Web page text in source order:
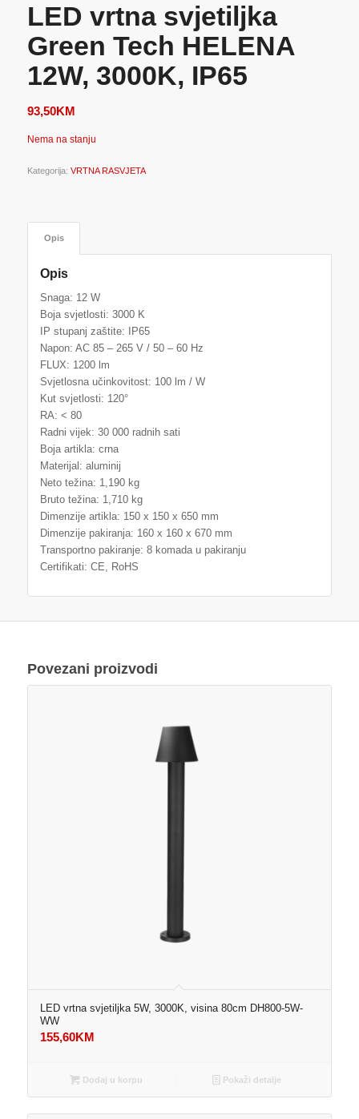
LED vrtna svjetiljka
Green Tech HELENA
12W, 3000K, IP65
93,50KM
Nema na stanju
Kategorija: VRTNA RASVJETA
Opis
Opis
Snaga: 12 W
Boja svjetlosti: 3000 K
IP stupanj zaštite: IP65
Napon: AC 85 – 265 V / 50 – 60 Hz
FLUX: 1200 lm
Svjetlosna učinkovitost: 100 lm / W
Kut svjetlosti: 120°
RA: < 80
Radni vijek: 30 000 radnih sati
Boja artikla: crna
Materijal: aluminij
Neto težina: 1,190 kg
Bruto težina: 1,710 kg
Dimenzije artikla: 150 x 150 x 650 mm
Dimenzije pakiranja: 160 x 160 x 670 mm
Transportno pakiranje: 8 komada u pakiranju
Certifikati: CE, RoHS
Povezani proizvodi
LED vrtna svjetiljka 5W, 3000K, visina 80cm DH800-5W-
WW
155,60KM
Dodaj u korpu Pokaži detalje